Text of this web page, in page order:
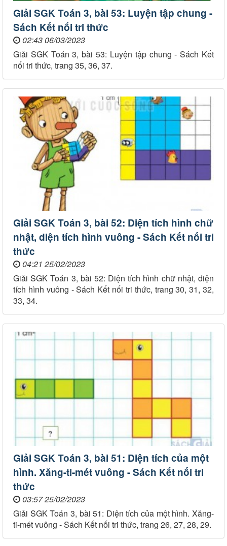
Giải SGK Toán 3, bài 53: Luyện tập chung -
Sách Kết nối tri thức
02:43 06/03/2023
Giải SGK Toán 3, bài 53: Luyện tập chung - Sách Kết
nối tri thức, trang 35, 36, 37.
Giải SGK Toán 3, bài 52: Diện tích hình chữ
nhật, diện tích hình vuông - Sách Kết nối tri
thức
04:21 25/02/2023
Giải SGK Toán 3, bài 52: Diện tích hình chữ nhật, diện
tích hình vuông - Sách Kết nối tri thức, trang 30, 31, 32,
33, 34.
Giải SGK Toán 3, bài 51: Diện tích của một
hình. Xăng-ti-mét vuông - Sách Kết nối tri
thức
03:57 25/02/2023
Giải SGK Toán 3, bài 51: Diện tích của một hình. Xăng-
ti-mét vuông - Sách Kết nối tri thức, trang 26, 27, 28, 29.